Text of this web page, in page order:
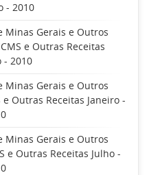
- 2010
Minas Gerais e Outros
e Outras Receitas
- 2010
Minas Gerais e Outros
Outras Receitas Janeiro -
Minas Gerais e Outros
e Outras Receitas Julho -